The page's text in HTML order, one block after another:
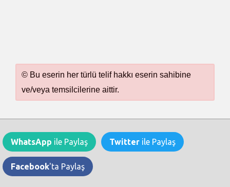
© Bu eserin her türlü telif hakkı eserin sahibine
ve/veya temsilcilerine aittir.
WhatsApp ile Paylaş Twitter ile Paylaş
Facebook'ta Paylaş